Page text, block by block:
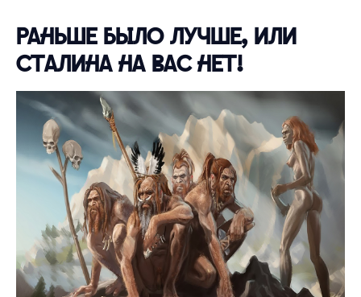
Раньше было лучше, или
Сталина на вас нет!